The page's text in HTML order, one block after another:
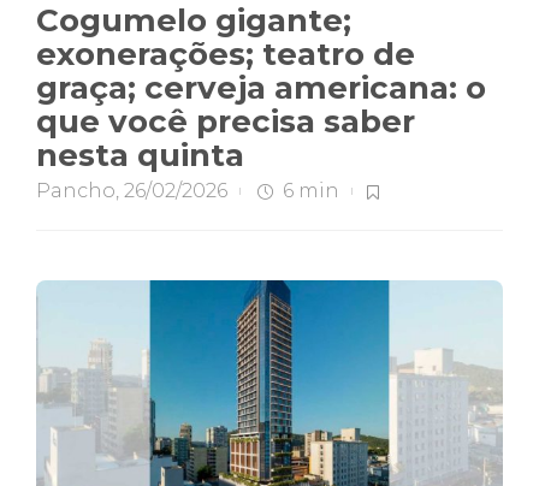
Cogumelo gigante;
exonerações; teatro de
graça; cerveja americana: o
que você precisa saber
nesta quinta
Pancho, 26/02/2026 6 min